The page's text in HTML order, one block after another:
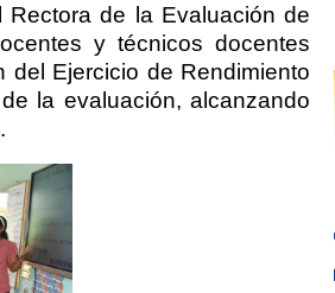
Rectora de la Evaluación de
y técnicos docentes
del Ejercicio de Rendimiento
la evaluación, alcanzando